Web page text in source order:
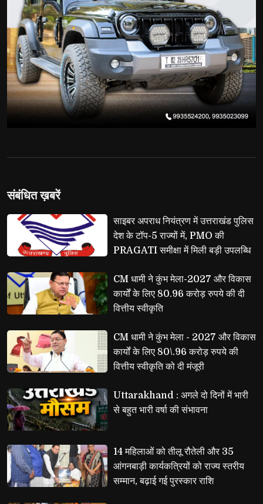
संबंधि‍त ख़बरें
साइबर अपराध नियंत्रण में उत्तराखंड पुलिस
देश के टॉप-5 राज्यों में, PMO की
PRAGATI समीक्षा में मिली बड़ी उपलब्धि
CM धामी ने कुंभ मेला-2027 और विकास
कार्यों के लिए 80.96 करोड़ रुपये की दी
वित्तीय स्वीकृति
CM धामी ने कुंभ मेला - 2027 और विकास
कार्यों के लिए 80\.96 करोड़ रुपये की
वित्तीय स्वीकृति को दी मंजूरी
Uttarakhand : अगले दो दिनों में भारी
से बहुत भारी वर्षा की संभावना
14 महिलाओं को तीलू रौतेली और 35
आंगनबाड़ी कार्यकत्रियों को राज्य स्तरीय
सम्मान, बढ़ाई गई पुरस्कार राशि